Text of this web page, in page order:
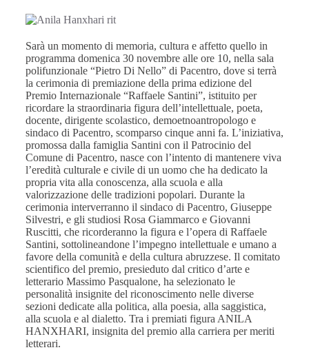
Sarà un momento di memoria, cultura e affetto quello in
programma domenica 30 novembre alle ore 10, nella sala
polifunzionale “Pietro Di Nello” di Pacentro, dove si terrà
la cerimonia di premiazione della prima edizione del
Premio Internazionale “Raffaele Santini”, istituito per
ricordare la straordinaria figura dell’intellettuale, poeta,
docente, dirigente scolastico, demoetnoantropologo e
sindaco di Pacentro, scomparso cinque anni fa. L’iniziativa,
promossa dalla famiglia Santini con il Patrocinio del
Comune di Pacentro, nasce con l’intento di mantenere viva
l’eredità culturale e civile di un uomo che ha dedicato la
propria vita alla conoscenza, alla scuola e alla
valorizzazione delle tradizioni popolari. Durante la
cerimonia interverranno il sindaco di Pacentro, Giuseppe
Silvestri, e gli studiosi Rosa Giammarco e Giovanni
Ruscitti, che ricorderanno la figura e l’opera di Raffaele
Santini, sottolineandone l’impegno intellettuale e umano a
favore della comunità e della cultura abruzzese. Il comitato
scientifico del premio, presieduto dal critico d’arte e
letterario Massimo Pasqualone, ha selezionato le
personalità insignite del riconoscimento nelle diverse
sezioni dedicate alla politica, alla poesia, alla saggistica,
alla scuola e al dialetto. Tra i premiati figura ANILA
HANXHARI, insignita del premio alla carriera per meriti
letterari.